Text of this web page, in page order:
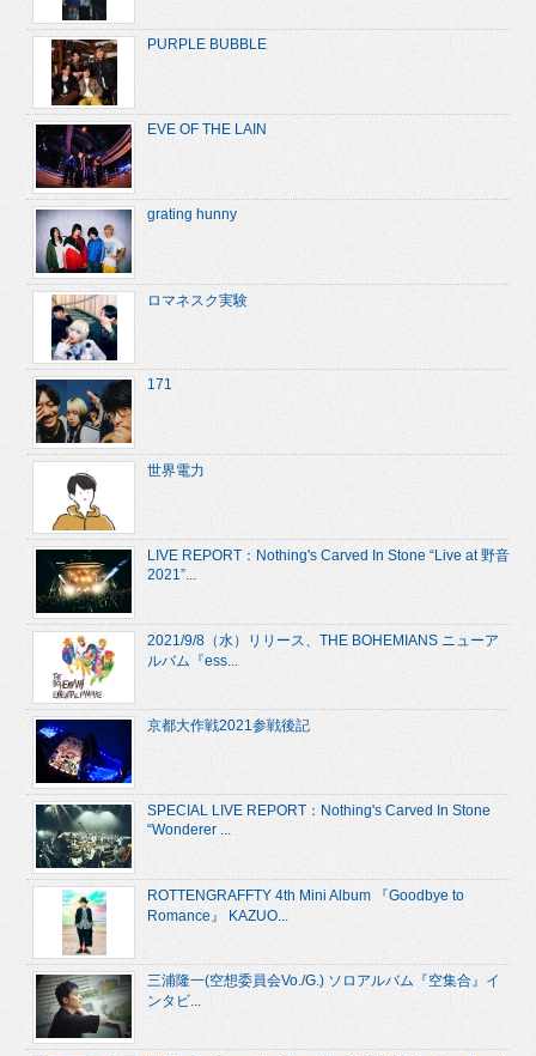
PURPLE BUBBLE
EVE OF THE LAIN
grating hunny
ロマネスク実験
171
世界電力
LIVE REPORT：Nothing's Carved In Stone “Live at 野音
2021”...
2021/9/8（水）リリース、THE BOHEMIANS ニューア
ルバム『ess...
京都大作戦2021参戦後記
SPECIAL LIVE REPORT：Nothing's Carved In Stone
“Wonderer ...
ROTTENGRAFFTY 4th Mini Album 『Goodbye to
Romance』 KAZUO...
三浦隆一(空想委員会Vo./G.) ソロアルバム『空集合』イ
ンタビ...